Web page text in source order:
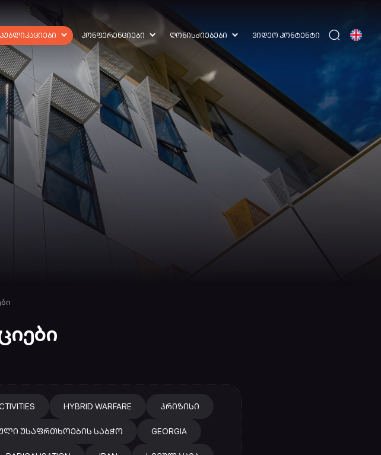
ᲙᲝᲜᲤᲔᲠᲔᲜᲪᲘᲔᲑᲘ ᲦᲝᲜᲘᲡᲫᲘᲔᲑᲔᲑᲘ ᲕᲘᲓᲔᲝ ᲙᲝᲜᲢᲔᲜᲢᲘ
HYBRID WARFARE ᲙᲠᲘᲖᲘᲡᲘ
ᲣᲡᲐᲤᲠᲗᲮᲝᲔᲑᲘᲡ ᲡᲐᲑᲭᲝ GEORGIA